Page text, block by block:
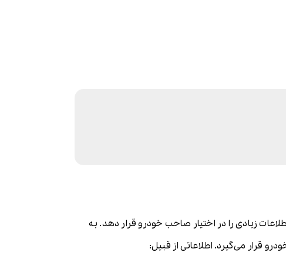
زیادی را در اختیار صاحب خودرو قرار دهد. به
قرار می‌گیرد. اطلاعاتی از قبیل: